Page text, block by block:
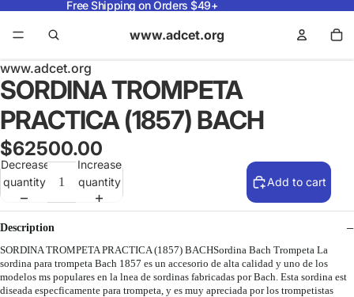
Free Shipping on Orders $49+
www.adcet.org
www.adcet.org
SORDINA TROMPETA
PRACTICA (1857) BACH
$62500.00
Decrease
quantity
Increase
quantity
Add to cart
Description
SORDINA TROMPETA PRACTICA (1857) BACHSordina Bach Trompeta La
sordina para trompeta Bach 1857 es un accesorio de alta calidad y uno de los
modelos ms populares en la lnea de sordinas fabricadas por Bach. Esta sordina est
diseada especficamente para trompeta, y es muy apreciada por los trompetistas